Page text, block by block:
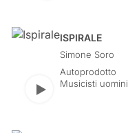
Play
ISPIRALE
Simone Soro
Autoprodotto
Musicisti uomini